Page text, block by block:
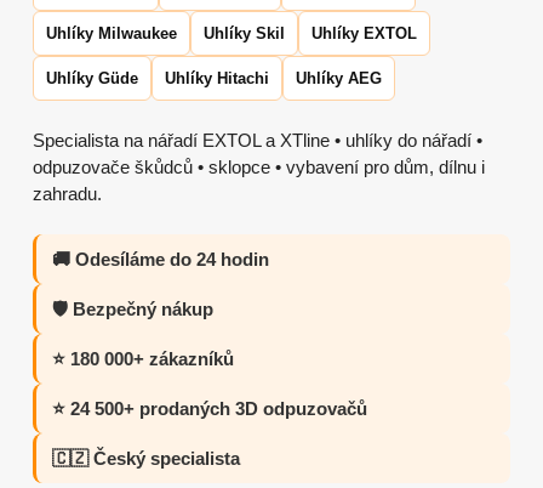
Uhlíky Milwaukee Uhlíky Skil Uhlíky EXTOL
Uhlíky Güde Uhlíky Hitachi Uhlíky AEG
Specialista na nářadí EXTOL a XTline • uhlíky do nářadí •
odpuzovače škůdců • sklopce • vybavení pro dům, dílnu i
zahradu.
🚚 Odesíláme do 24 hodin
🛡️ Bezpečný nákup
⭐ 180 000+ zákazníků
⭐ 24 500+ prodaných 3D odpuzovačů
🇨🇿 Český specialista